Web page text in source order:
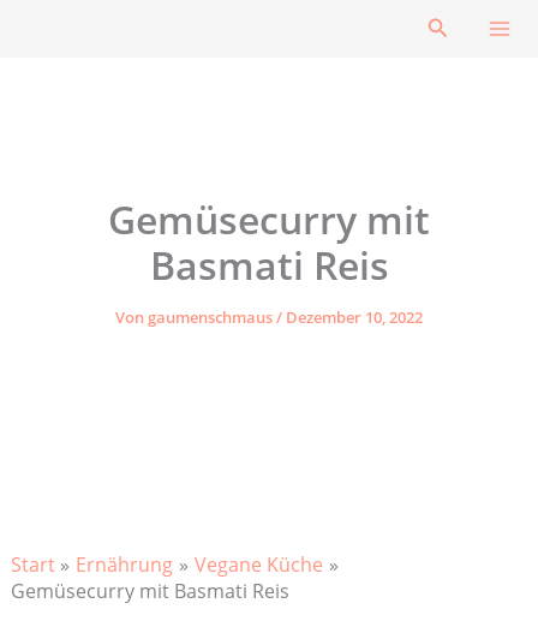
Suchen
Gemüsecurry mit
Basmati Reis
Vongaumenschmaus/ Dezember 10, 2022
Start Ernährung
Vegane Küche
Gemüsecurry mit Basmati Reis